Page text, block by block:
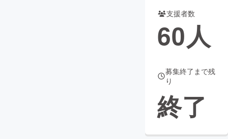
支援者数
60人
募集終了まで残
り
終了